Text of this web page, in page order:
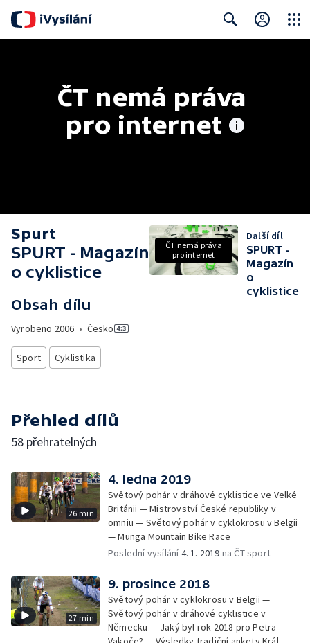
ČT nemá práva
pro internet
Spurt
SPURT - Magazín
o cyklistice
Obsah dílu
Vyrobeno 2006 • Česko
Sport Cyklistika
ČT nemá práva
pro internet
Další díl
SPURT -
Magazín
o
cyklistice
Přehled dílů
58 přehratelných
26 min
4. ledna 2019
Světový pohár v dráhové cyklistice ve Velké
Británii — Mistrovství České republiky v
omniu — Světový pohár v cyklokrosu v Belgii
— Munga Mountain Bike Race
Poslední vysílání4. 1. 2019 na ČT sport
27 min
9. prosince 2018
Světový pohár v cyklokrosu v Belgii —
Světový pohár v dráhové cyklistice v
Německu — Jaký byl rok 2018 pro Petra